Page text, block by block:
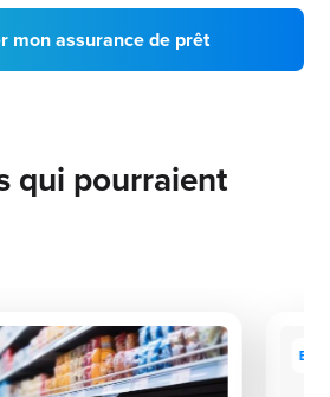
mon assurance de prêt
qui pourraient